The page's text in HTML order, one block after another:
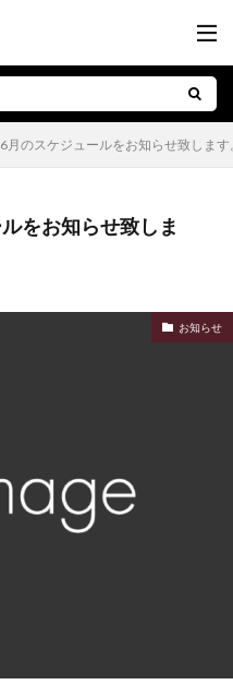
月のスケジュールをお知らせ致します
をお知らせ致しま
お知らせ